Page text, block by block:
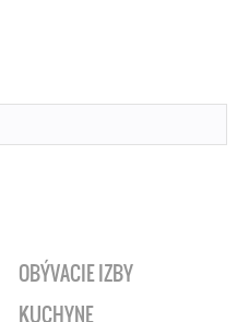
OBÝVACIE IZBY
KUCHYNE